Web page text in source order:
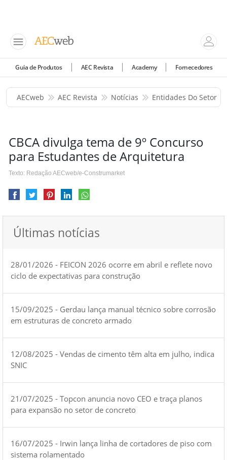
Guia de Produtos AEC Revista Academy Fornecedores
AECweb AEC Revista Notícias Entidades Do Setor
CBCA divulga tema de 9º Concurso
para Estudantes de Arquitetura
Texto: Redação AECweb/e-Construmarket
Últimas notícias
28/01/2026 - FEICON 2026 ocorre em abril e reflete novo
ciclo de expectativas para construção
15/09/2025 - Gerdau lança manual técnico sobre corrosão
em estruturas de concreto armado
12/08/2025 - Vendas de cimento têm alta em julho, indica
SNIC
21/07/2025 - Topcon anuncia novo CEO e traça planos
para expansão no setor de concreto
16/07/2025 - Irwin lança linha de cortadores de piso com
sistema rolamentado